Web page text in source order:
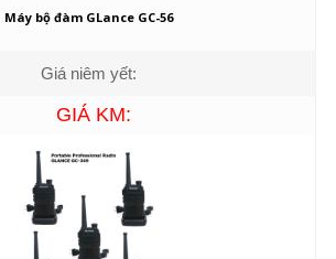
Máy bộ đàm GLance GC-56
Giá niêm yết:
GIÁ KM: